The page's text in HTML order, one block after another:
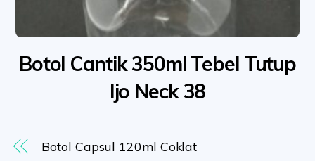
Botol Cantik 350ml Tebel Tutup
Ijo Neck 38
Botol Capsul 120ml Coklat